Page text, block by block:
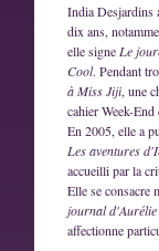
India Desjardins
dix ans,
elle signe Le
Cool. Pendant
à Miss Jiji, une
cahier Week-
En 2005, elle a
Les aventures
accueilli par la
Elle se consacre
journal
affectionne